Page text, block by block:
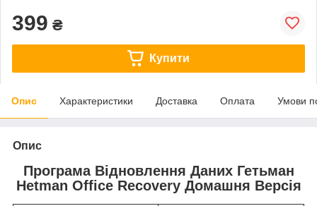
399 ₴
Купити
Опис Характеристики Доставка Оплата Умови
Опис
Програма Відновлення Даних Гетьман
Hetman Office Recovery Домашня Версія